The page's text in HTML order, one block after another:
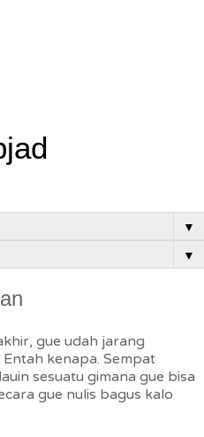
▼
▼
gue udah jarang
kenapa. Sempat
sesuatu gimana gue bisa
gue nulis bagus kalo